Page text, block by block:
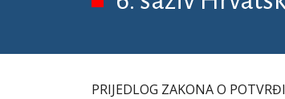
PRIJEDLOG ZAKONA O